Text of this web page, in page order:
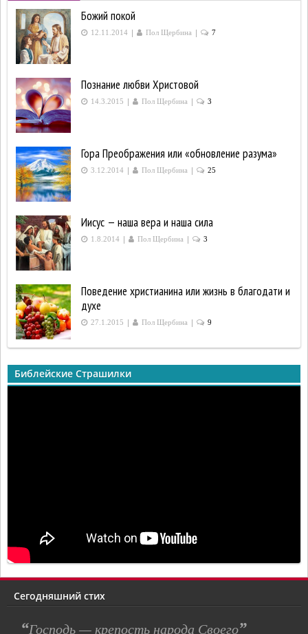
Божий покой
12.11.2014 | Пол Щербина | 7
Познание любви Христовой
14.3.2015 | Пол Щербина | 3
Гора Преображения или «обновление разума»
3.12.2014 | Пол Щербина | 25
Иисус — наша вера и наша сила
1.8.2014 | Пол Щербина | 3
Поведение христианина или жизнь в благодати и
духе
27.1.2015 | Пол Щербина | 9
Библейские Страшилки
Сегодняшний стих
“Господь — крепость народа Своего”